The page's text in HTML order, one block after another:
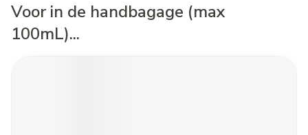
Voor in de handbagage (max
100mL)...